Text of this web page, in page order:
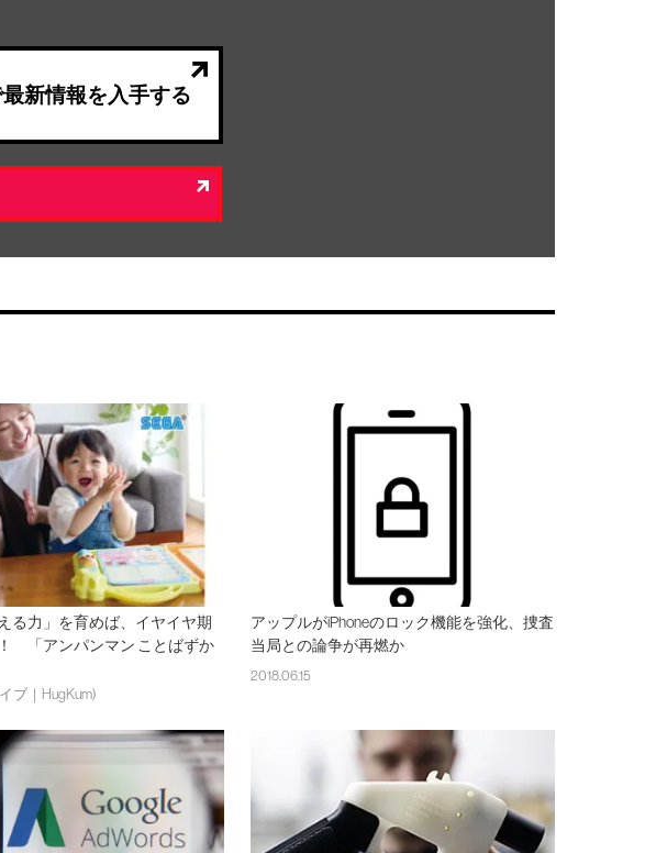
新情報を入手する
る力」を育めば、イヤイヤ期
「アンパンマン ことばずか
ブ｜HugKum)
アップルがiPhoneのロック機能を強化、捜査
当局との論争が再燃か
2018.06.15